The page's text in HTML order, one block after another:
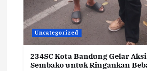
Uncategorized
234SC Kota Bandung Gelar
Sembako untuk Ringankan